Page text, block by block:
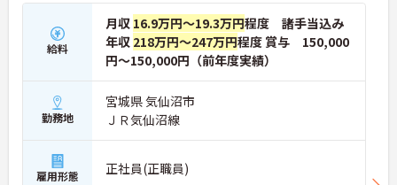
給料
月収 16.9万円～19.3万円程度 諸手当込み
年収 218万円～247万円程度 賞与 150,000
円～150,000円（前年度実績）
勤務地
宮城県 気仙沼市
ＪＲ気仙沼線
雇用形態 正社員(正職員)